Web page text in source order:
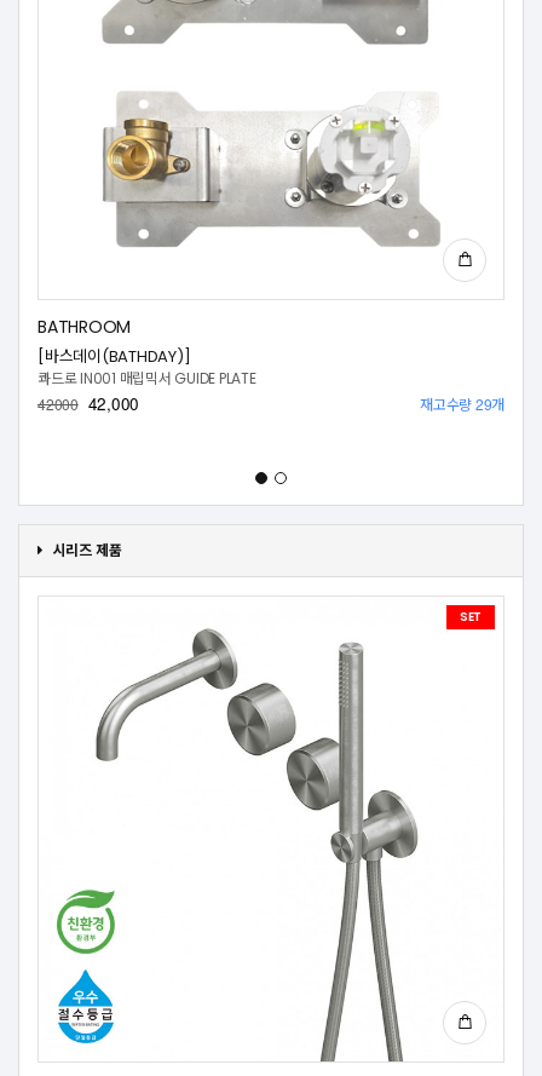
BATHROOM
[바스데이(BATHDAY)]
콰드로 IN001 매립믹서 GUIDE PLATE
42000 42,000 재고수량 29개
시리즈 제품
SET